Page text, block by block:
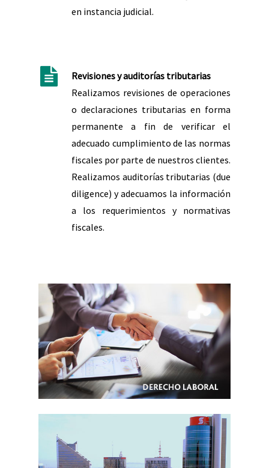
en instancia judicial.
Revisiones y auditorías tributarias
Realizamos revisiones de operaciones
o declaraciones tributarias en forma
permanente a fin de verificar el
adecuado cumplimiento de las normas
fiscales por parte de nuestros clientes.
Realizamos auditorías tributarias (due
diligence) y adecuamos la información
a los requerimientos y normativas
fiscales.